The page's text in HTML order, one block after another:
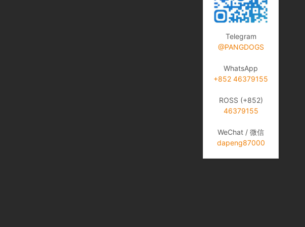
Telegram
@PANGDOGS
WhatsApp
+852 46379155
ROSS (+852)
46379155
WeChat / 微信
dapeng87000